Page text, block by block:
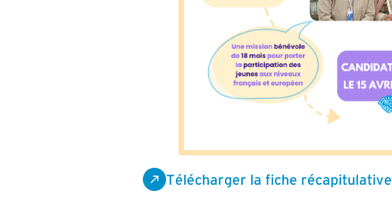
Télécharger la fiche récapitulative